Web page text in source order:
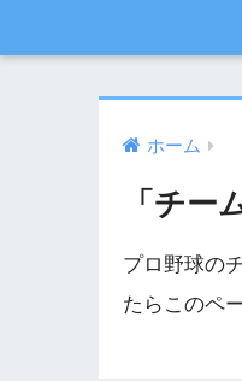
ホーム
「チー
プロ野球の
たらこのペ